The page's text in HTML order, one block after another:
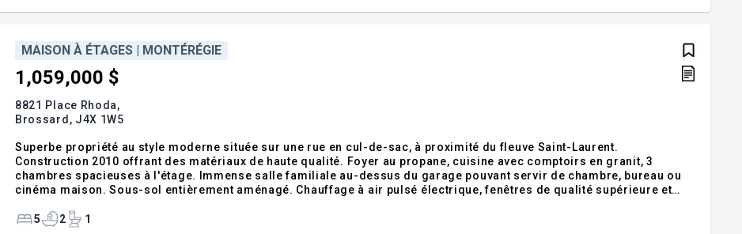
MAISON À ÉTAGES | MONTÉRÉGIE
1,059,000 $
8821 Place Rhoda,
Brossard, J4X 1W5
Superbe propriété au style moderne située sur une rue en cul-de-sac, à proximité du fleuve Saint-Laurent.
Construction 2010 offrant des matériaux de haute qualité. Foyer au propane, cuisine avec comptoirs en granit, 3
chambres spacieuses à l'étage. Immense salle familiale au-dessus du garage pouvant servir de chambre, bureau ou
cinéma maison. Sous-sol entièrement aménagé. Chauffage à air pulsé électrique, fenêtres de qualité supérieure et
ouverte salon/salle à manger avec foyer au pr
5 2 1